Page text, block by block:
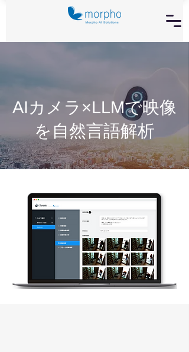
​AIカメラ×LLMで映像
を自然言語解析